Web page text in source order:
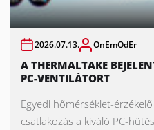
2026.07.13. OnEmOdEr
A THERMALTAKE
PC-VENTILÁTORT
Egyedi hőmérséklet-
csatlakozás a kiváló PC-